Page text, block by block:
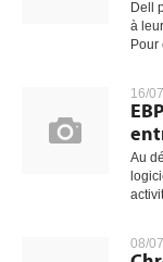
Dell
à
Pour
16/
Au
08/